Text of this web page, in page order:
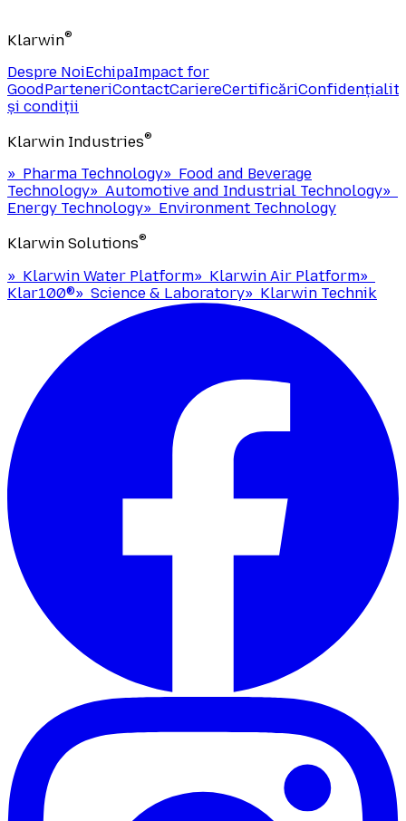
Klarwin®
Despre NoiEchipaImpact for
GoodParteneriContactCariereCertificări
și condiții
Klarwin Industries®
» Pharma Technology» Food and Beverage
Technology» Automotive and Industrial Technology»
Energy Technology» Environment Technology
Klarwin Solutions®
» Klarwin Water Platform» Klarwin Air Platform»
Klar100®» Science & Laboratory» Klarwin Technik